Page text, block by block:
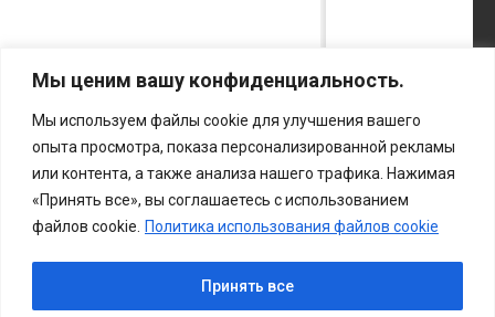
Мы ценим вашу конфиденциальность.
Мы используем файлы cookie для улучшения вашего
опыта просмотра, показа персонализированной рекламы
или контента, а также анализа нашего трафика. Нажимая
«Принять все», вы соглашаетесь с использованием
файлов cookie. Политика использования файлов cookie
Принять все